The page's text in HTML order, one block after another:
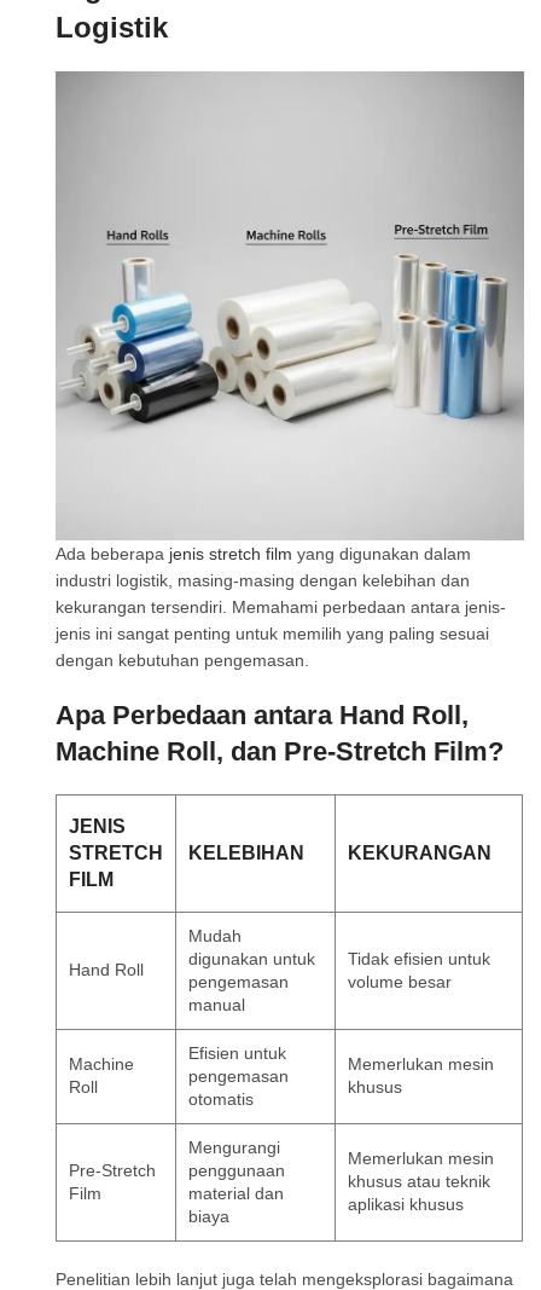
Logistik
Ada beberapa jenis stretch film yang digunakan dalam
industri logistik, masing-masing dengan kelebihan dan
kekurangan tersendiri. Memahami perbedaan antara jenis-
jenis ini sangat penting untuk memilih yang paling sesuai
dengan kebutuhan pengemasan.
Apa Perbedaan antara Hand Roll,
Machine Roll, dan Pre-Stretch Film?
JENIS
STRETCH
FILM
KELEBIHAN KEKURANGAN
Hand Roll
Mudah
digunakan untuk
pengemasan
manual
Tidak efisien untuk
volume besar
Machine
Roll
Efisien untuk
pengemasan
otomatis
Memerlukan mesin
khusus
Pre-Stretch
Film
Mengurangi
penggunaan
material dan
biaya
Memerlukan mesin
khusus atau teknik
aplikasi khusus
Penelitian lebih lanjut juga telah mengeksplorasi bagaimana